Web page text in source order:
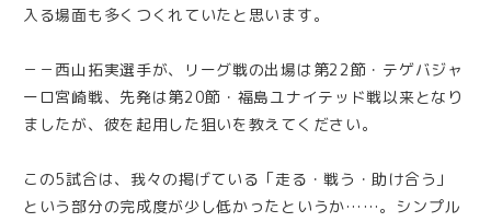
入る場面も多くつくれていたと思います。
－－西山拓実選手が、リーグ戦の出場は第22節・テゲバジャ
ーロ宮崎戦、先発は第20節・福島ユナイテッド戦以来となり
ましたが、彼を起用した狙いを教えてください。
この5試合は、我々の掲げている「走る・戦う・助け合う」
という部分の完成度が少し低かったというか……。シンプル